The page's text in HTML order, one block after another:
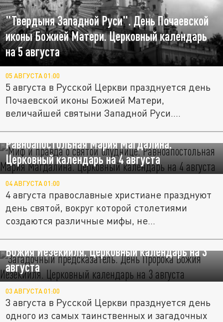
"Твердыня Западной Руси". День Почаевской
иконы Божией Матери. Церковный календарь
на 5 августа
05 АВГУСТА 01:00
5 августа в Русской Церкви празднуется день
Почаевской иконы Божией Матери,
величайшей святыни Западной Руси....
Миф и правда о "святой блуднице".
Равноапостольная Мария Магдалина.
Церковный календарь на 4 августа
04 АВГУСТА 01:00
4 августа православные христиане празднуют
день святой, вокруг которой столетиями
создаются различные мифы, не...
"Загадочный предсказатель". День Пророка
Божия Иезекииля. Церковный календарь на 3
августа
03 АВГУСТА 01:00
3 августа в Русской Церкви празднуется день
одного из самых таинственных и загадочных